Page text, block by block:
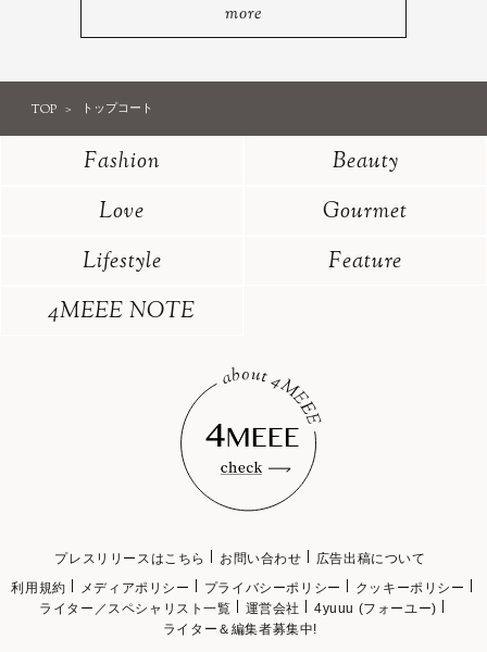
more
TOP トップコート
Fashion
Beauty
Love
Gourmet
Lifestyle
Feature
4MEEE NOTE
プレスリリースはこちら お問い合わせ
広告出稿について
利用規約
メディアポリシー プライバシーポリシー
クッキーポリシー
ライター／スペシャリスト一覧
運営会社
4yuuu (フォーユー)
ライター＆編集者募集中!